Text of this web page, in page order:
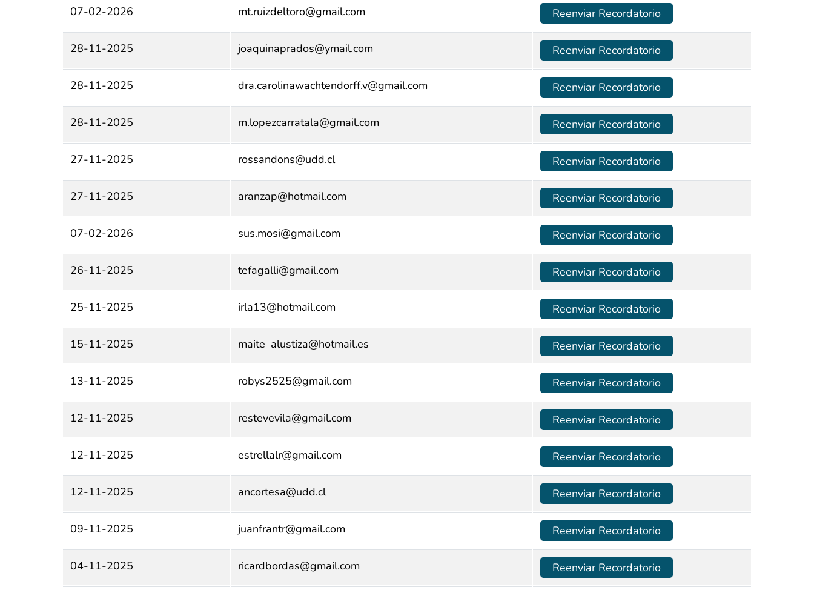
07-02-2026 mt.ruizdeltoro@gmail.com Reenviar Recordatorio
28-11-2025 joaquinaprados@ymail.com Reenviar Recordatorio
28-11-2025 dra.carolinawachtendorff.v@gmail.com Reenviar Recordatorio
28-11-2025 m.lopezcarratala@gmail.com Reenviar Recordatorio
27-11-2025 rossandons@udd.cl Reenviar Recordatorio
27-11-2025 aranzap@hotmail.com Reenviar Recordatorio
07-02-2026 sus.mosi@gmail.com Reenviar Recordatorio
26-11-2025 tefagalli@gmail.com Reenviar Recordatorio
25-11-2025 irla13@hotmail.com Reenviar Recordatorio
15-11-2025 maite_alustiza@hotmail.es Reenviar Recordatorio
13-11-2025 robys2525@gmail.com Reenviar Recordatorio
12-11-2025 restevevila@gmail.com Reenviar Recordatorio
12-11-2025 estrellalr@gmail.com Reenviar Recordatorio
12-11-2025 ancortesa@udd.cl Reenviar Recordatorio
09-11-2025 juanfrantr@gmail.com Reenviar Recordatorio
04-11-2025 ricardbordas@gmail.com Reenviar Recordatorio